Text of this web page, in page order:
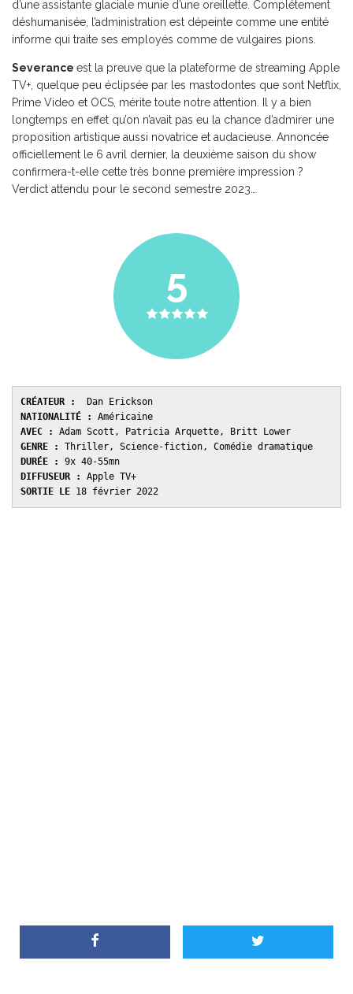
d’une assistante glaciale munie d’une oreillette. Complétement
déshumanisée, l’administration est dépeinte comme une entité
informe qui traite ses employés comme de vulgaires pions.
Severance est la preuve que la plateforme de streaming Apple
TV+, quelque peu éclipsée par les mastodontes que sont Netflix,
Prime Video et OCS, mérite toute notre attention. Il y a bien
longtemps en effet qu’on n’avait pas eu la chance d’admirer une
proposition artistique aussi novatrice et audacieuse. Annoncée
officiellement le 6 avril dernier, la deuxième saison du show
confirmera-t-elle cette très bonne première impression ?
Verdict attendu pour le second semestre 2023…
5
CRÉATEUR :
NATIONALITÉ :
AVEC :
GENRE :
DURÉE :
DIFFUSEUR :
SORTIE LE 18 février 2022